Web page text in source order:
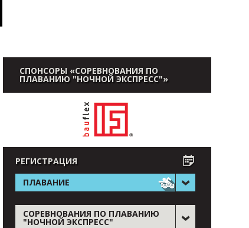
СПОНСОРЫ «СОРЕВНОВАНИЯ ПО
ПЛАВАНИЮ "НОЧНОЙ ЭКСПРЕСС"»
РЕГИСТРАЦИЯ
ПЛАВАНИЕ
СОРЕВНОВАНИЯ ПО ПЛАВАНИЮ
"НОЧНОЙ ЭКСПРЕСС"